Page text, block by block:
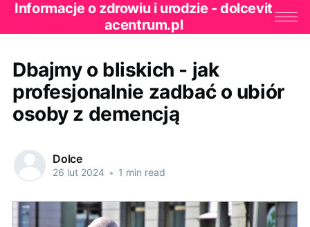
Informacje o zdrowiu i urodzie - dolcevit
acentrum.pl
Dbajmy o bliskich - jak
profesjonalnie zadbać o ubiór
osoby z demencją
Dolce
26 lut 2024 • 1 min read